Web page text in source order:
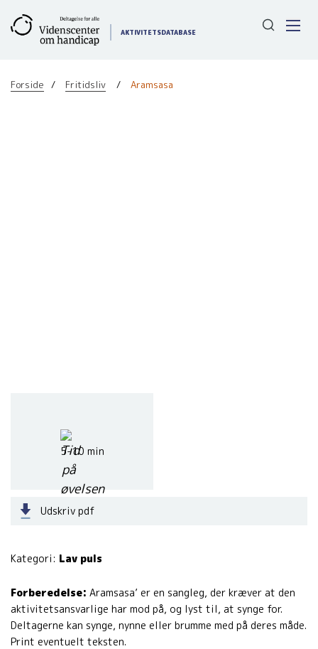
til
indhold
AKTIVITETSDATABASE
Forside Fritidsliv Aramsasa
5-10 min
Udskriv pdf
Kategori: Lav puls
Forberedelse: Aramsasa’ er en sangleg, der kræver at den
aktivitetsansvarlige har mod på, og lyst til, at synge for.
Deltagerne kan synge, nynne eller brumme med på deres måde.
Print eventuelt teksten.